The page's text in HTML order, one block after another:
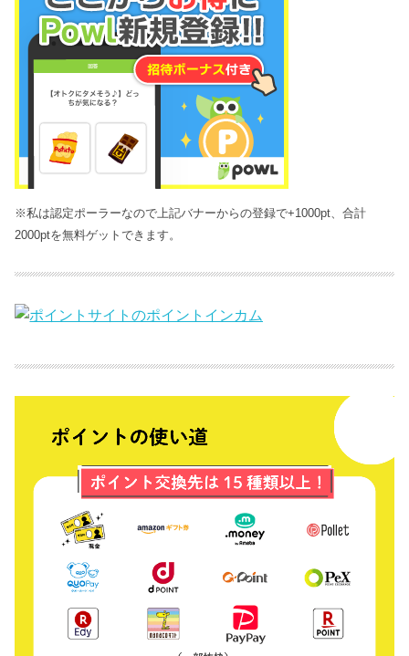
※私は認定ポーラーなので上記バナーからの登録で+1000pt、合計
2000ptを無料ゲットできます。